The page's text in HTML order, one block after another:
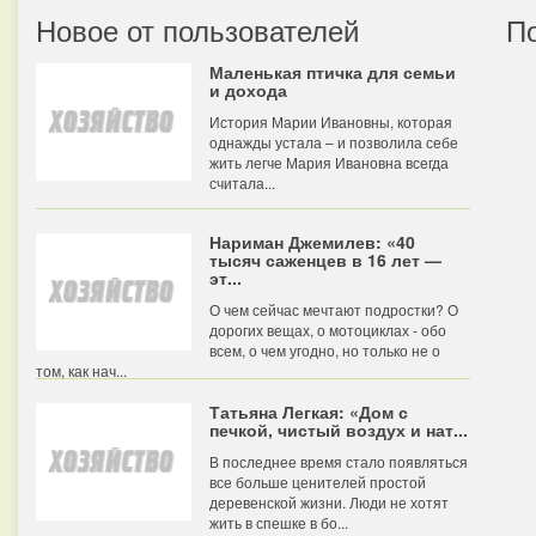
Новое от пользователей
Маленькая птичка для семьи
и дохода
История Марии Ивановны, которая
однажды устала – и позволила себе
жить легче Мария Ивановна всегда
считала...
Нариман Джемилев: «40
тысяч саженцев в 16 лет —
эт...
О чем сейчас мечтают подростки? О
дорогих вещах, о мотоциклах - обо
всем, о чем угодно, но только не о
том, как нач...
Татьяна Легкая: «Дом с
печкой, чистый воздух и нат...
В последнее время стало появляться
все больше ценителей простой
деревенской жизни. Люди не хотят
жить в спешке в бо...